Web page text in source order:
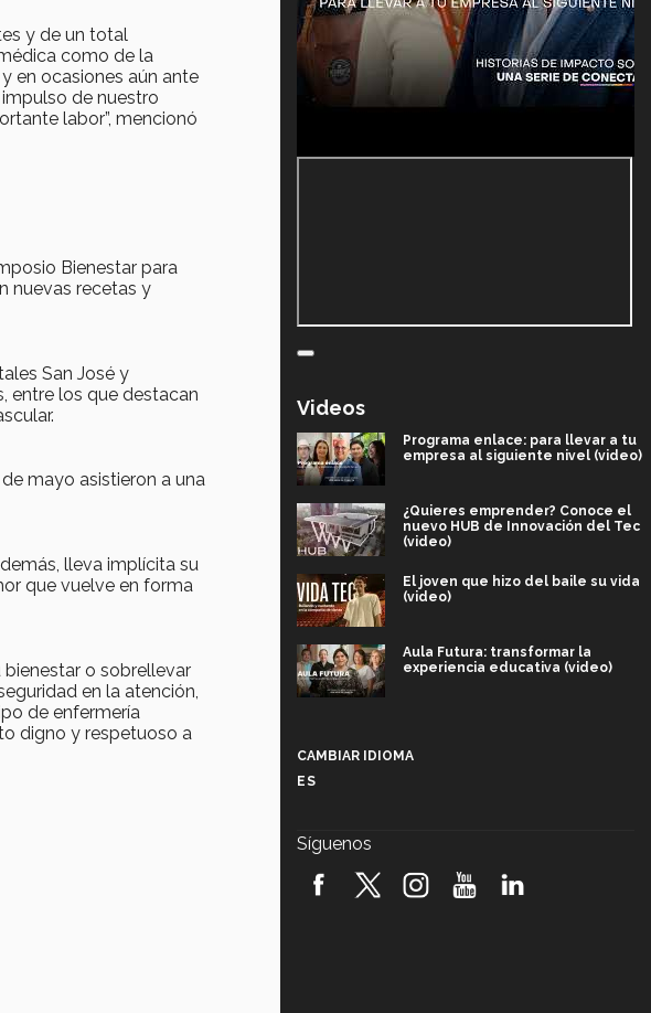
y de un total
como de la
en ocasiones aún ante
de nuestro
labor”, mencionó
Bienestar para
nuevas recetas y
San José y
entre los que destacan
mayo asistieron a una
lleva implícita su
que vuelve en forma
bienestar o sobrellevar
en la atención,
de enfermería
digno y respetuoso a
Videos
Programa enlace: para llevar a tu
empresa al siguiente nivel (video)
¿Quieres emprender? Conoce el
nuevo HUB de Innovación del Tec
(video)
El joven que hizo del baile su vida
(video)
Aula Futura: transformar la
experiencia educativa (video)
robótica FIRST 2026! (video)
CAMBIAR IDIOMA
ES
Síguenos